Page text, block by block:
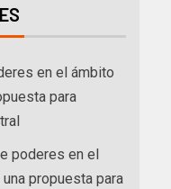
en el ámbito
para
poderes en el
propuesta para